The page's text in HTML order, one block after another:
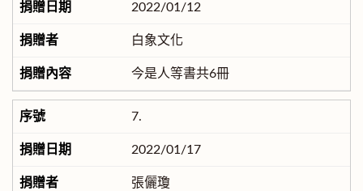
2022/01/12
白象文化
今是人等書共6冊
7.
2022/01/17
張儷瓊